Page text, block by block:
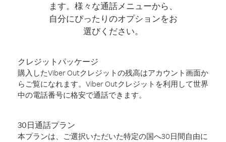
ます。様々な通話メニューから、
自分にぴったりのオプションをお
選びください。
クレジットパッケージ
購入したViber Outクレジットの残高はアカウント画面か
らご覧になれます。Viber Outクレジットを利用して世界
中の電話番号に格安で通話できます。
30日通話プラン
本プランは、ご選択いただいた特定の国へ30日間自由に